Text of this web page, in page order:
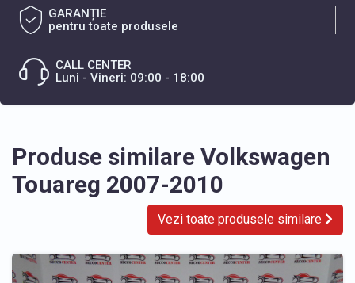
GARANȚIE
pentru toate produsele
CALL CENTER
Luni - Vineri: 09:00 - 18:00
Produse similare Volkswagen
Touareg 2007-2010
Vezi toate produsele similare